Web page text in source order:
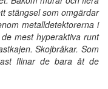
stängsel som omgärdar
metalldetektorerna i
mest hyperaktiva runt
Skojbråkar. Som
flinar de bara åt de